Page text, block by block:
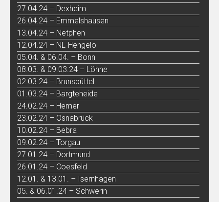
27.04.24 – Dexheim
26.04.24 – Emmelshausen
13.04.24 – Netphen
12.04.24 – NL-Hengelo
05.04. & 06.04. – Bonn
08.03. & 09.03.24 – Löhne
02.03.24 – Brunsbüttel
01.03.24 – Bargteheide
24.02.24 – Hemer
23.02.24 – Osnabrück
10.02.24 – Bebra
09.02.24 – Torgau
27.01.24 – Dortmund
26.01.24 – Coesfeld
12.01. & 13.01. – Isernhagen
05. & 06.01.24 – Schwerin